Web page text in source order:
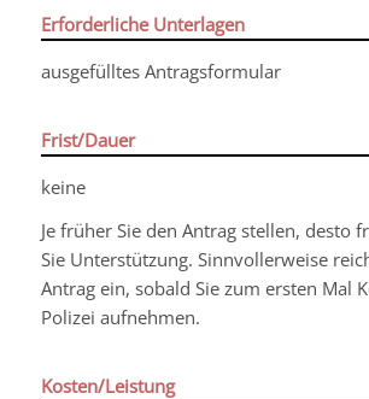
Erforderliche Unterlagen
ausgefülltes Antragsformular
Frist/Dauer
keine
Je früher Sie den Antrag stellen, desto
Sie Unterstützung. Sinnvollerweise
Antrag ein, sobald Sie zum ersten Mal
Polizei aufnehmen.
Kosten/Leistung